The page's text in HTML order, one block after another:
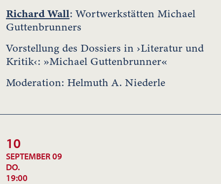
Richard Wall: Wortwerkstätten Michael
Guttenbrunners
Vorstellung des Dossiers in ›Literatur und
Kritik‹: »Michael Guttenbrunner«
Moderation: Helmuth A. Niederle
10
SEPTEMBER 09
DO.
19:00